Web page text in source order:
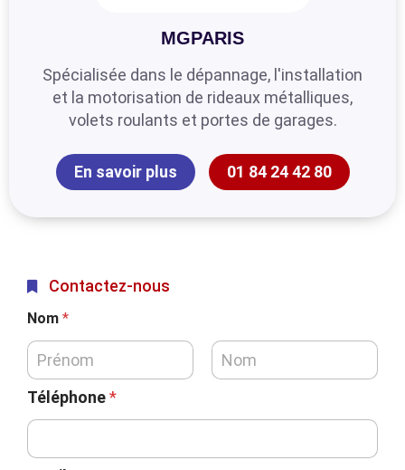
MGPARIS
Spécialisée dans le dépannage, l'installation
et la motorisation de rideaux métalliques,
volets roulants et portes de garages.
En savoir plus 01 84 24 42 80
Contactez-nous
Nom *
Téléphone*